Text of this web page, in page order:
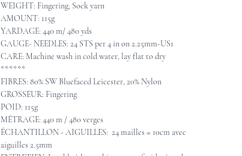
WEIGHT: Fingering, Sock yarn
AMOUNT: 115g
YARDAGE: 440 m/ 480 yds
GAUGE- NEEDLES: 24 STS per 4 in on 2.25mm-US1
CARE: Machine wash in cold water, lay flat to dry
******
FIBRES: 80% SW Bluefaced Leicester, 20% Nylon
GROSSEUR: Fingering
POID: 115g
MÉTRAGE: 440 m / 480 verges
ÉCHANTILLON - AIGUILLES: 24 mailles = 10cm avec
aiguilles 2.5mm